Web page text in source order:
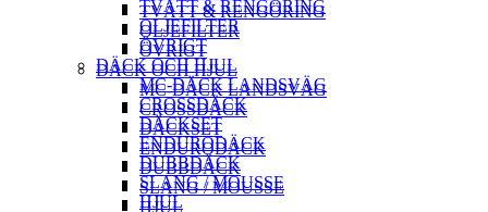
TVÄTT & RENGÖRING
OLJEFILTER
ÖVRIGT
DÄCK OCH HJUL
MC-DÄCK LANDSVÄG
CROSSDÄCK
DÄCKSET
ENDURODÄCK
DUBBDÄCK
SLANG / MOUSSE
HJUL
TVÄTT & RENGÖRING
OLJEFILTER
ÖVRIGT
DÄCK OCH HJUL
MC-DÄCK LANDSVÄG
CROSSDÄCK
DÄCKSET
ENDURODÄCK
DUBBDÄCK
SLANG / MOUSSE
HJUL